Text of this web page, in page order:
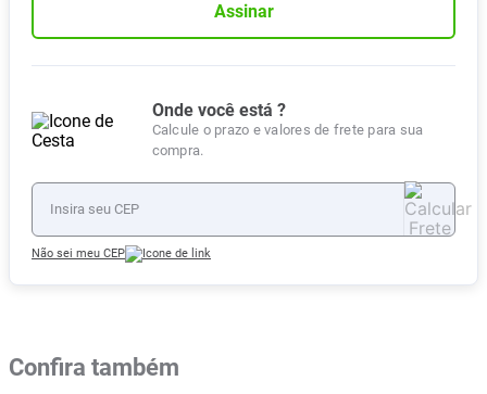
Assinar
Onde você está ?
Calcule o prazo e valores de frete para sua
compra.
Não sei meu CEP
Confira também